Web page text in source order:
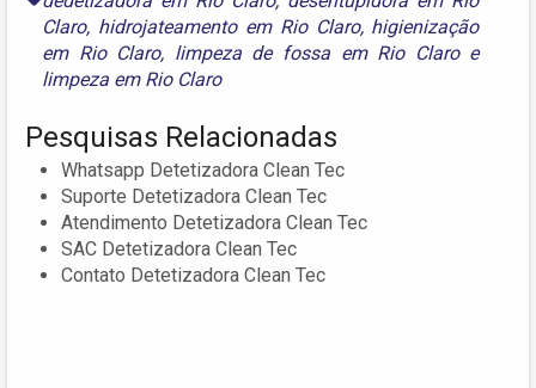
Claro, hidrojateamento em Rio Claro, higienização
em Rio Claro, limpeza de fossa em Rio Claroe
limpeza em Rio Claro
Pesquisas Relacionadas
Whatsapp Detetizadora Clean Tec
Suporte Detetizadora Clean Tec
Atendimento Detetizadora Clean Tec
SAC Detetizadora Clean Tec
Contato Detetizadora Clean Tec